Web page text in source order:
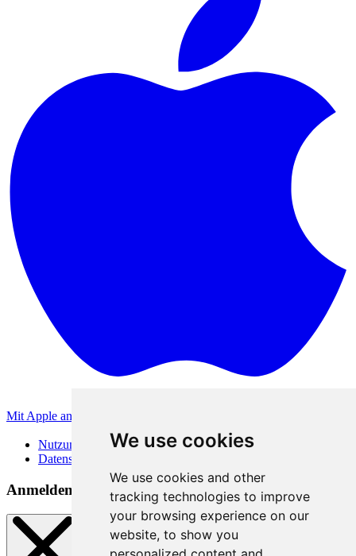
We use cookies
We use cookies and other
tracking technologies to improve
your browsing experience on our
website, to show you
Mit Apple anmelden
Nutzungsbedingungen
Datenschutzerklärung
Anmeldemethoden